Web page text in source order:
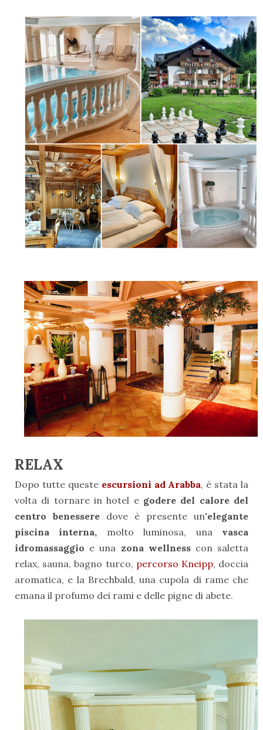
RELAX
Dopo tutte queste escursioni ad Arabba, è stata la
volta di tornare in hotel e godere del calore del
centro benessere dove è presente un'elegante
piscina interna, molto luminosa, una vasca
idromassaggio e una zona wellnesscon saletta
relax, sauna, bagno turco, percorso Kneipp, doccia
aromatica, e la Brechbald, una cupola di rame che
emana il profumo dei rami e delle pigne di abete.